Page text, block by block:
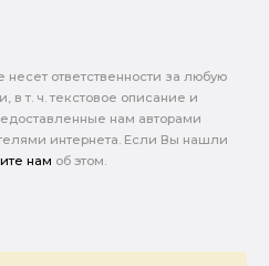
ответственности за любую
в т. ч. текстовое описание и
нам авторами
интернета. Если Вы нашли
нам об этом.